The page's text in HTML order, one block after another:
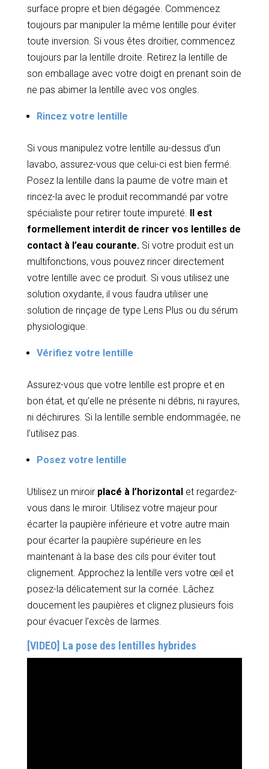
surface propre et bien dégagée. Commencez
toujours par manipuler la même lentille pour éviter
toute inversion. Si vous êtes droitier, commencez
toujours par la lentille droite. Retirez la lentille de
son emballage avec votre doigt en prenant soin de
ne pas abimer la lentille avec vos ongles.
Rincez votre lentille
Si vous manipulez votre lentille au-dessus d’un
lavabo, assurez-vous que celui-ci est bien fermé.
Posez la lentille dans la paume de votre main et
rincez-la avec le produit recommandé par votre
spécialiste pour retirer toute impureté. Il est
formellement interdit de rincer vos lentilles de
contact à l’eau courante. Si votre produit est un
multifonctions, vous pouvez rincer directement
votre lentille avec ce produit. Si vous utilisez une
solution oxydante, il vous faudra utiliser une
solution de rinçage de type Lens Plus ou du sérum
physiologique.
Vérifiez votre lentille
Assurez-vous que votre lentille est propre et en
bon état, et qu’elle ne présente ni débris, ni rayures,
ni déchirures. Si la lentille semble endommagée, ne
l’utilisez pas.
Posez votre lentille
Utilisez un miroir placé à l’horizontalet regardez-
vous dans le miroir. Utilisez votre majeur pour
écarter la paupière inférieure et votre autre main
pour écarter la paupière supérieure en les
maintenant à la base des cils pour éviter tout
clignement. Approchez la lentille vers votre œil et
posez-la délicatement sur la cornée. Lâchez
doucement les paupières et clignez plusieurs fois
pour évacuer l’excès de larmes.
[VIDEO] La pose des lentilles hybrides